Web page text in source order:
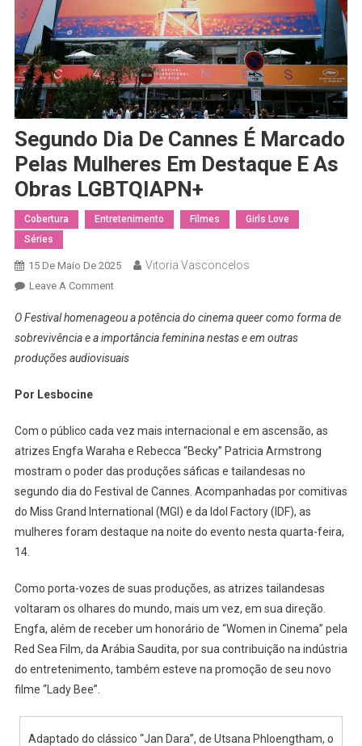
Segundo Dia De Cannes É Marcado
Pelas Mulheres Em Destaque E As
Obras LGBTQIAPN+
Cobertura Entretenimento Filmes
Girls Love
Séries
15 De Maio De 2025 Vitoria Vasconcelos
Leave A CommentOn
Dia
De
Cannes
Mulheres
Em
Destaque
E
As
Obras
O Festival homenageou a potência do cinema queer como forma de
sobrevivência e a importância feminina nestas e em outras
produções audiovisuais
Por Lesbocine
Com o público cada vez mais internacional e em ascensão, as
atrizes Engfa Waraha e Rebecca “Becky” Patricia Armstrong
mostram o poder das produções sáficas e tailandesas no
segundo dia do Festival de Cannes. Acompanhadas por comitivas
do Miss Grand International (MGI) e da Idol Factory (IDF), as
mulheres foram destaque na noite do evento nesta quarta-feira,
14.
Como porta-vozes de suas produções, as atrizes tailandesas
voltaram os olhares do mundo, mais um vez, em sua direção.
Engfa, além de receber um honorário de “Women in Cinema” pela
Red Sea Film, da Arábia Saudita, por sua contribuição na indústria
do entretenimento, também esteve na promoção de seu novo
filme “Lady Bee”.
Adaptado do clássico “Jan Dara”, de Utsana Phloengtham, o